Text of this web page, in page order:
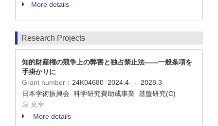
More details
Research Projects
知的財産権の競争上の弊害と独占禁止法――一般条項を
手掛かりに
Grant number： 24K04680 2024.4 -
2028.3
日本学術振興会 科学研究費助成事業 基盤研究(C)
泉 克幸
More details